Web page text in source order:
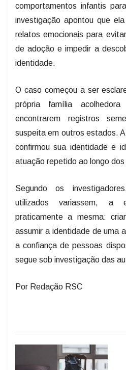
comportamentos infantis
investigação apontou que
relatos emocionais para
de adoção e impedir a
identidade.
O caso começou a ser
própria família
encontrarem registros
suspeita em outros estados.
confirmou sua identidade e
atuação repetido ao longo dos
Segundo os
utilizados variassem, a
praticamente a mesma:
assumir a identidade de uma
a confiança de pessoas
segue sob investigação das
Por Redação RSC